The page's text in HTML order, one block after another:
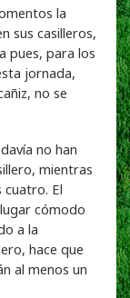
la
sus casilleros,
pues, para los
jornada,
no se
no han
mientras
El
cómodo
a la
hace que
al menos un